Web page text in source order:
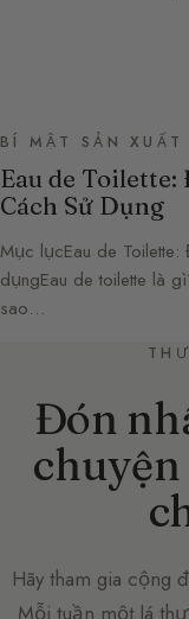
BÍ MẬT SẢN XUẤT
Eau de
Cách Sử Dụng
Mục lụcEau de
dụngEau de toilette là
sao…
Đón
chuyện
Hãy tham gia cộng
Mỗi tuần một lá